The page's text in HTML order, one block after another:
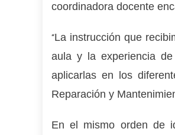
coordinadora docente
“La instrucción que
aula y la experiencia
aplicarlas en los
Reparación y
En el mismo orden de